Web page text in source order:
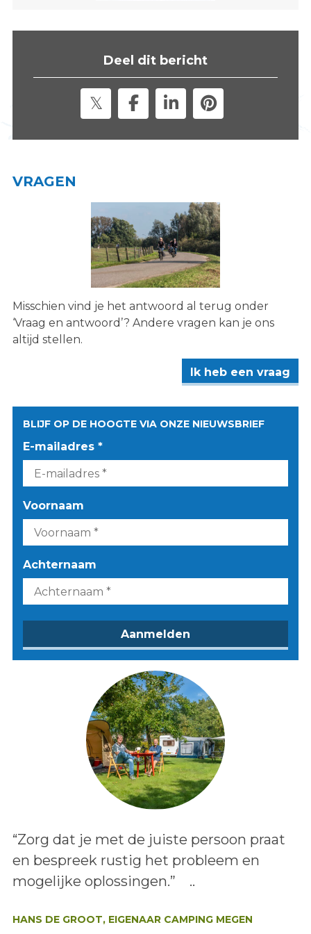
i
Deel dit bericht
VRAGEN
Misschien vind je het antwoord al terug onder
‘Vraag en antwoord’? Andere vragen kan je ons
altijd stellen.
Ik heb een vraag
BLIJF OP DE HOOGTE VIA ONZE NIEUWSBRIEF
E-mailadres *
Voornaam
Achternaam
Lees het bericht:
“Zorg dat je met de juiste persoon praat
en bespreek rustig het probleem en
mogelijke oplossingen.” ..
HANS DE GROOT, EIGENAAR CAMPING MEGEN